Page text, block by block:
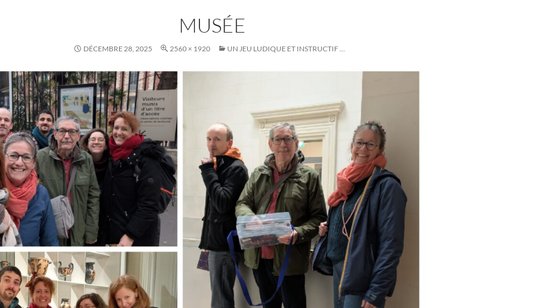
MUSÉE
DÉCEMBRE 28, 2025 2560 × 1920 UN JEU LUDIQUE ET INSTRUCTIF …